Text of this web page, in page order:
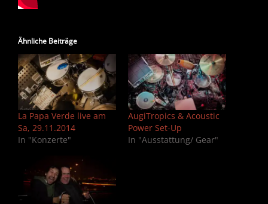
Ähnliche Beiträge
La Papa Verde live am
Sa, 29.11.2014
In "Konzerte"
AugiTropics & Acoustic
Power Set-Up
In "Ausstattung/ Gear"